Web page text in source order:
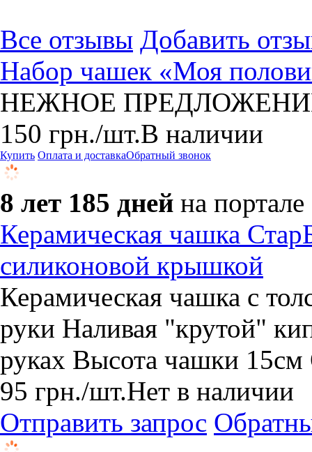
Все отзывы Добавить
Набор чашек «Моя
НЕЖНОЕ
150 грн./шт.В наличии
Купить Оплата и доставкаОбратный звонок
8 лет 185 дней на портале
Керамическая чашка
силиконовой крышкой
Керамическая чашка с
руки Наливая "крутой"
руках Высота чашки
95 грн./шт.Нет в наличии
Отправить запрос